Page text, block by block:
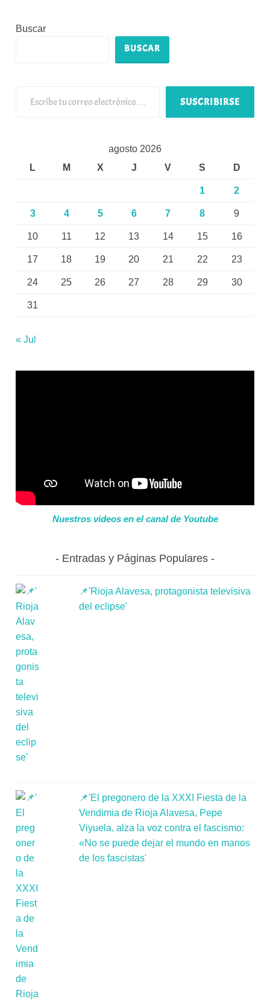
Buscar
BUSCAR
SUSCRIBIRSE
agosto 2026
L
M X J V S D
1 2
3 4 5 6 7 8 9
10 11 12 13 14 15 16
17 18 19 20 21 22 23
24 25 26 27 28 29 30
31
« Jul
Nuestros videos en el canal de Youtube
Entradas y Páginas Populares
📌'Rioja Alavesa, protagonista televisiva
del eclipse'
📌'El pregonero de la XXXI Fiesta de la
Vendimia de Rioja Alavesa, Pepe
Viyuela, alza la voz contra el fascismo:
«No se puede dejar el mundo en manos
de los fascistas'